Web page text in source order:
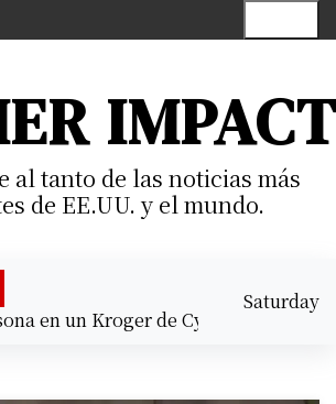
al tanto de las noticias más
de EE.UU. y el mundo.
un Kroger de Cypress |
Prisión
Saturday